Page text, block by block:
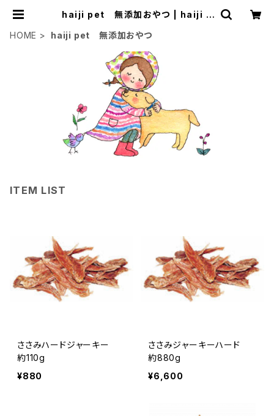
haiji pet 無添加おやつ | haiji p
HOME
haiji pet 無添加おやつ
ITEM LIST
ささみハードジャーキー
約110g
¥880
ささみジャーキーハード
約880g
¥6,600